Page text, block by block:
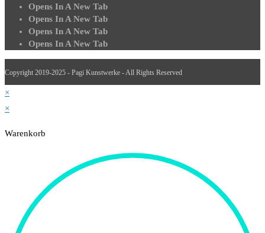
Opens In A New Tab
Opens In A New Tab
Opens In A New Tab
Opens In A New Tab
Copyright 2019-2025 - Pagi Kunstwerke - All Rights Reserved
×
×
Warenkorb